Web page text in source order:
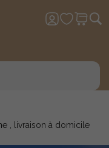
, livraison à domicile